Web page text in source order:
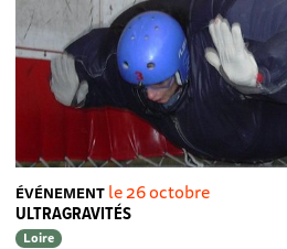
ÉVÉNEMENT le 26 octobre
ULTRAGRAVITÉS
Loire